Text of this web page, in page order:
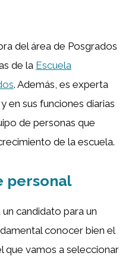
del área de Posgrados
de la Escuela
. Además, es experta
y en sus funciones diarias
de personas que
de la escuela.
personal
candidato para un
conocer bien el
que vamos a seleccionar